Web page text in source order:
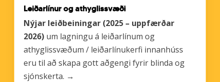
Leiðarlínur og athyglissvæði
Nýjar leiðbeiningar (2025 – uppfærðar
2026) um lagningu á leiðarlínum og
athyglissvæðum / leiðarlínukerfi innanhúss
eru til að skapa gott aðgengi fyrir blinda og
sjónskerta. →
leiðbeiningar
um
leiðarlínur